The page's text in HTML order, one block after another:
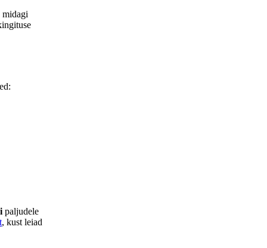
midagi
paljudele
, kust leiad